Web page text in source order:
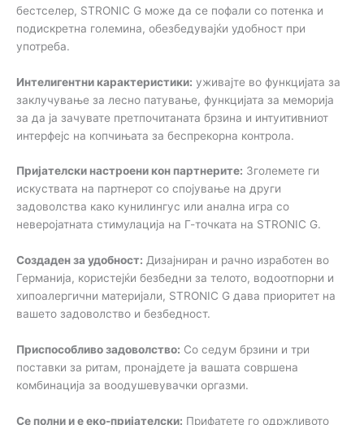
бестселер, STRONIC G може да се пофали со потенка и
подискретна големина, обезбедувајќи удобност при
употреба.
Интелигентни карактеристики: уживајте во функцијата за
заклучување за лесно патување, функцијата за меморија
за да ја зачувате претпочитаната брзина и интуитивниот
интерфејс на копчињата за беспрекорна контрола.
Пријателски настроени кон партнерите: Зголемете ги
искуствата на партнерот со спојување на други
задоволства како кунилингус или анална игра со
неверојатната стимулација на Г-точката на STRONIC G.
Создаден за удобност: Дизајниран и рачно изработен во
Германија, користејќи безбедни за телото, водоотпорни и
хипоалергични материјали, STRONIC G дава приоритет на
вашето задоволство и безбедност.
Приспособливо задоволство: Со седум брзини и три
поставки за ритам, пронајдете ја вашата совршена
комбинација за воодушевувачки оргазми.
Се полни и е еко-пријателски: Прифатете го одржливото